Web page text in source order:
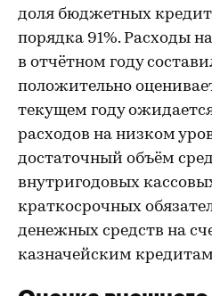
доля бюджетных
порядка 91%. Расходы
в отчётном году
положительно
текущем году
расходов на низком
достаточный объём
внутригодовых
краткосрочных
денежных средств на
казначейским